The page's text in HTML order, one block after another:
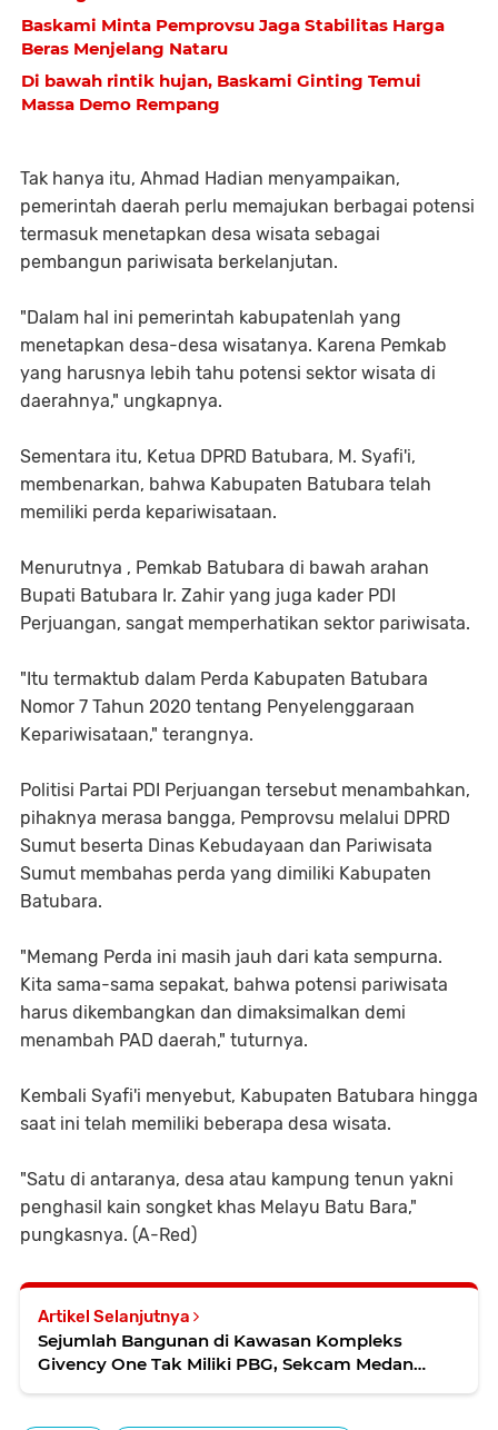
Baskami Minta Pemprovsu Jaga Stabilitas Harga
Beras Menjelang Nataru
Di bawah rintik hujan, Baskami Ginting Temui
Massa Demo Rempang
Tak hanya itu, Ahmad Hadian menyampaikan,
pemerintah daerah perlu memajukan berbagai potensi
termasuk menetapkan desa wisata sebagai
pembangun pariwisata berkelanjutan.
"Dalam hal ini pemerintah kabupatenlah yang
menetapkan desa-desa wisatanya. Karena Pemkab
yang harusnya lebih tahu potensi sektor wisata di
daerahnya," ungkapnya.
Sementara itu, Ketua DPRD Batubara, M. Syafi'i,
membenarkan, bahwa Kabupaten Batubara telah
memiliki perda kepariwisataan.
Menurutnya , Pemkab Batubara di bawah arahan
Bupati Batubara Ir. Zahir yang juga kader PDI
Perjuangan, sangat memperhatikan sektor pariwisata.
"Itu termaktub dalam Perda Kabupaten Batubara
Nomor 7 Tahun 2020 tentang Penyelenggaraan
Kepariwisataan," terangnya.
Politisi Partai PDI Perjuangan tersebut menambahkan,
pihaknya merasa bangga, Pemprovsu melalui DPRD
Sumut beserta Dinas Kebudayaan dan Pariwisata
Sumut membahas perda yang dimiliki Kabupaten
Batubara.
"Memang Perda ini masih jauh dari kata sempurna.
Kita sama-sama sepakat, bahwa potensi pariwisata
harus dikembangkan dan dimaksimalkan demi
menambah PAD daerah," tuturnya.
Kembali Syafi'i menyebut, Kabupaten Batubara hingga
saat ini telah memiliki beberapa desa wisata.
"Satu di antaranya, desa atau kampung tenun yakni
penghasil kain songket khas Melayu Batu Bara,"
pungkasnya. (A-Red)
Artikel Selanjutnya
Sejumlah Bangunan di Kawasan Kompleks
Givency One Tak Miliki PBG, Sekcam Medan